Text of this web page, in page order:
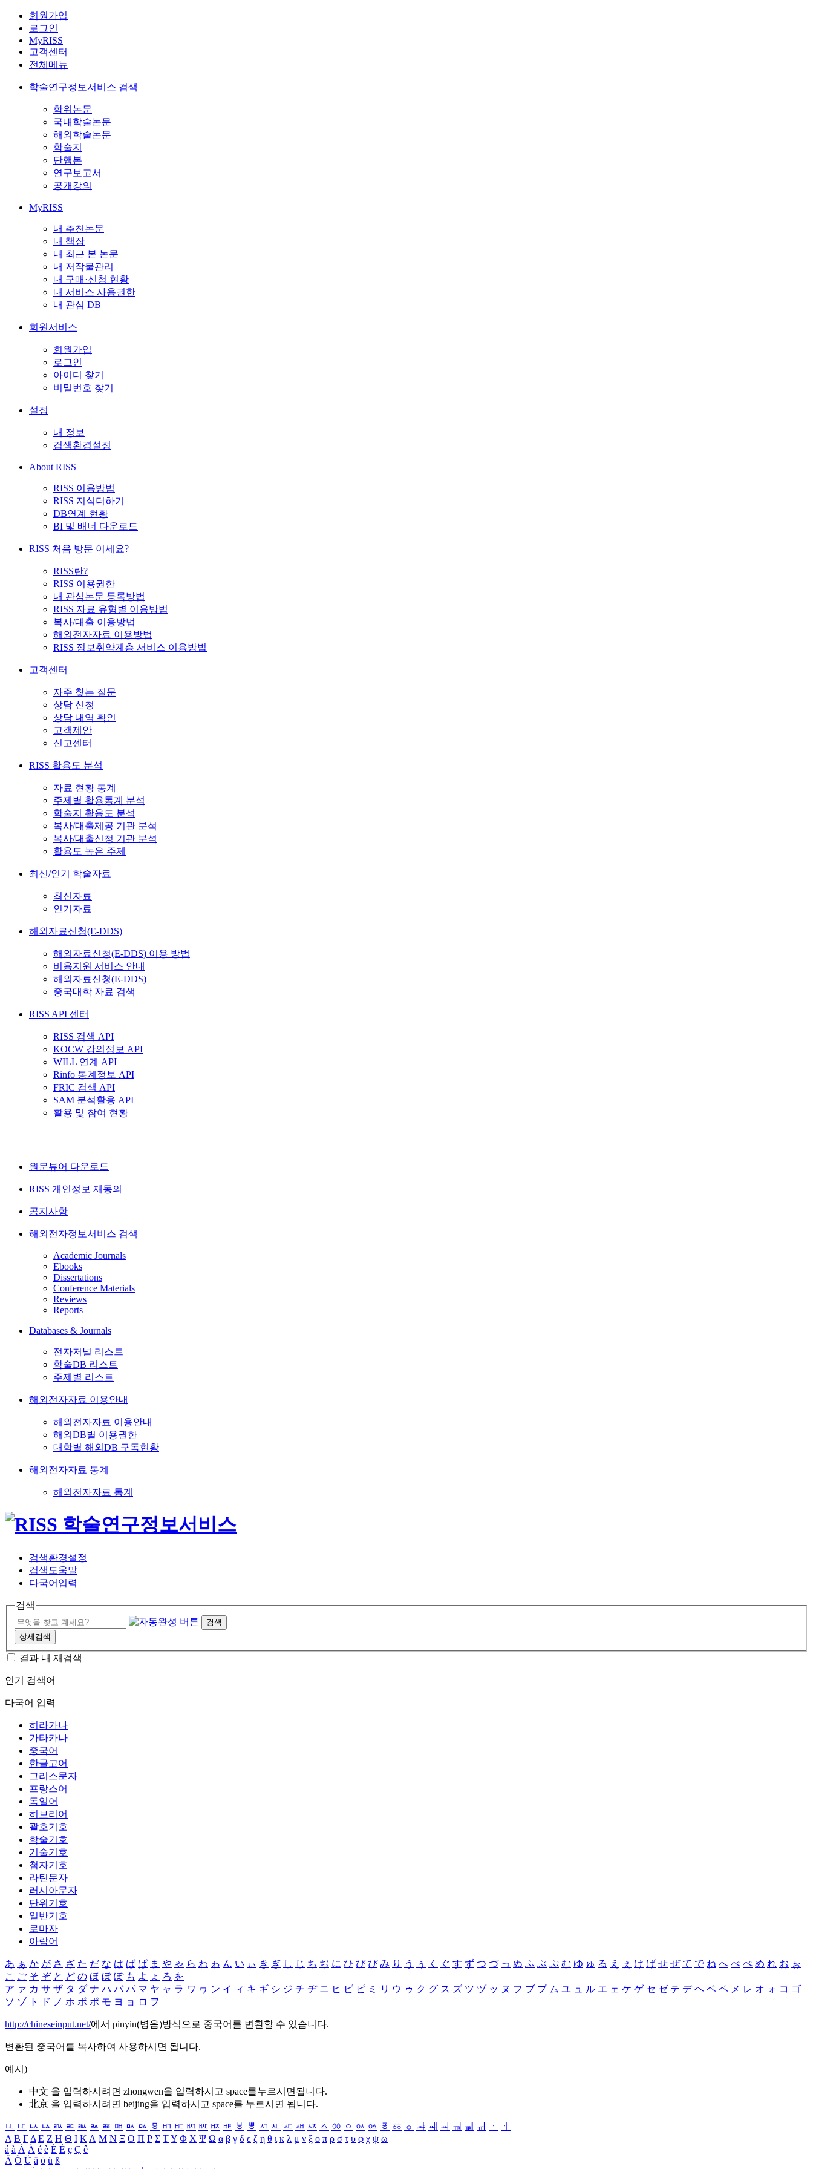
회원가입
로그인
MyRISS
고객센터
전체메뉴
학술연구정보서비스 검색
학위논문
국내학술논문
해외학술논문
학술지
단행본
연구보고서
공개강의
MyRISS
내 추천논문
내 책장
내 최근 본 논문
내 저작물관리
내 구매·신청 현황
내 서비스 사용권한
내 관심 DB
회원서비스
회원가입
로그인
아이디 찾기
비밀번호 찾기
설정
내 정보
검색환경설정
About RISS
RISS 이용방법
RISS 지식더하기
DB연계 현황
BI 및 배너 다운로드
RISS 처음 방문 이세요?
RISS란?
RISS 이용권한
내 관심논문 등록방법
RISS 자료 유형별 이용방법
복사/대출 이용방법
해외전자자료 이용방법
RISS 정보취약계층 서비스 이용방법
고객센터
자주 찾는 질문
상담 신청
상담 내역 확인
고객제안
신고센터
RISS 활용도 분석
자료 현황 통계
주제별 활용통계 분석
학술지 활용도 분석
복사/대출제공 기관 분석
복사/대출신청 기관 분석
활용도 높은 주제
최신/인기 학술자료
최신자료
인기자료
해외자료신청(E-DDS)
해외자료신청(E-DDS) 이용 방법
비용지원 서비스 안내
해외자료신청(E-DDS)
중국대학 자료 검색
RISS API 센터
RISS 검색 API
KOCW 강의정보 API
WILL 연계 API
Rinfo 통계정보 API
FRIC 검색 API
SAM 분석활용 API
활용 및 참여 현황
원문뷰어 다운로드
RISS 개인정보 재동의
공지사항
해외전자정보서비스 검색
Academic Journals
Ebooks
Dissertations
Conference Materials
Reviews
Reports
Databases & Journals
전자저널 리스트
학술DB 리스트
주제별 리스트
해외전자자료 이용안내
해외전자자료 이용안내
해외DB별 이용권한
대학별 해외DB 구독현황
해외전자자료 통계
해외전자자료 통계
검색환경설정
검색도움말
다국어입력
검색
검색
상세검색
결과 내 재검색
인기 검색어
다국어 입력
히라가나
가타카나
중국어
한글고어
그리스문자
프랑스어
독일어
히브리어
괄호기호
학술기호
기술기호
첨자기호
라틴문자
러시아문자
단위기호
일반기호
로마자
아랍어
あ ぁ か が さ ざ た だ な は ば ぱ ま や ゃ ら わ ゎ ん い ぃ き ぎ し じ ち ぢ に ひ び ぴ み り う ぅ く ぐ す ず つ づ っ ぬ ふ ぶ ぷ む ゆ ゅ る え ぇ け げ せ ぜ て で ね へ べ ぺ め れ お ぉ
こ ご そ ぞ と ど の ほ ぼ ぽ も よ ょ ろ を
ア ァ カ サ ザ タ ダ ナ ハ バ パ マ ヤ ャ ラ ワ ヮ ン イ ィ キ ギ シ ジ チ ヂ ニ ヒ ビ ピ ミ リ ウ ゥ ク グ ス ズ ツ ヅ ッ ヌ フ ブ プ ム ユ ュ ル エ ェ ケ ゲ セ ゼ テ デ ヘ ベ ペ メ レ オ ォ コ ゴ
ソ ゾ ト ド ノ ホ ボ ポ モ ヨ ョ ロ ヲ ―
http://chineseinput.net/에서 pinyin(병음)방식으로 중국어를 변환할 수 있습니다.
변환된 중국어를 복사하여 사용하시면 됩니다.
예시)
中文 을 입력하시려면 zhongwen을 입력하시고 space를누르시면됩니다.
北京 을 입력하시려면 beijing을 입력하시고 space를 누르시면 됩니다.
ㅥ ㅦ ㅧ ㅨ ㅩ ㅪ ㅫ ㅬ ㅭ ㅮ ㅯ ㅰ ㅱ ㅲ ㅳ ㅴ ㅵ ㅶ ㅷ ㅸ ㅹ ㅺ ㅻ ㅼ ㅽ ㅾ ㅿ ㆀ ㆁ ㆂ ㆃ ㆄ ㆅ ㆆ ㆇ ㆈ ㆉ ㆊ ㆋ ㆌ ㆍ
ㆎ
Α Β ΓΔ Ε Ζ Η Θ Ι ΚΛ Μ Ν Ξ Ο Π Ρ Σ ΤΥ Φ Χ Ψ Ω α β γ δ ε ζ η θ ι κ λ μ ν ξ ο π ρ σ τ υ φ χ ψ ω
á à Á À é è É È ç Ç ê
Ä Ö Ü ä ö ü ß